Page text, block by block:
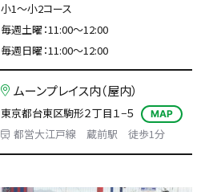
小1〜小2コース
毎週土曜：11:00〜12:00
毎週日曜：11:00〜12:00
ムーンプレイス内（屋内）
東京都台東区駒形２丁目１−５ MAP
都営大江戸線 蔵前駅 徒歩1分